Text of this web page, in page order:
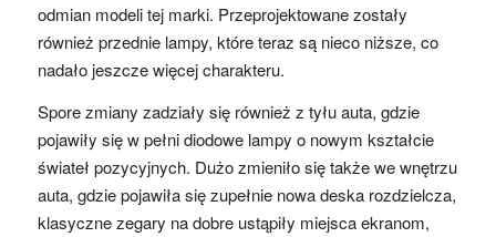
odmian modeli tej marki. Przeprojektowane zostały
również przednie lampy, które teraz są nieco niższe, co
nadało jeszcze więcej charakteru.
Spore zmiany zadziały się również z tyłu auta, gdzie
pojawiły się w pełni diodowe lampy o nowym kształcie
świateł pozycyjnych. Dużo zmieniło się także we wnętrzu
auta, gdzie pojawiła się zupełnie nowa deska rozdzielcza,
klasyczne zegary na dobre ustąpiły miejsca ekranom,